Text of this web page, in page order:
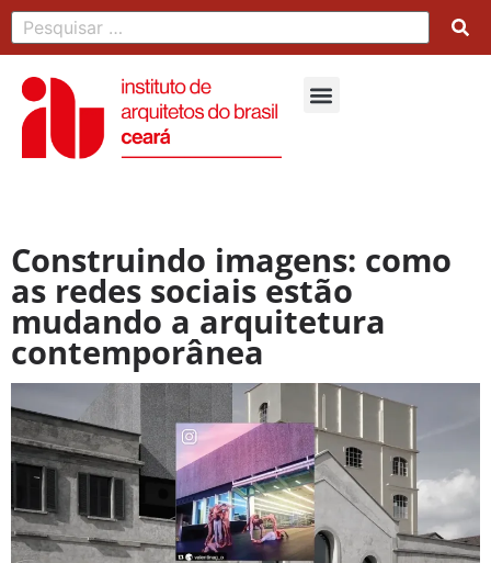
Construindo imagens: como
as redes sociais estão
mudando a arquitetura
contemporânea